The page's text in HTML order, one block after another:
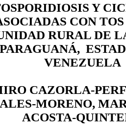
Y
CON
RURAL DE
VENEZUELA
CAZORLA-
MORENO,
ACOSTA-